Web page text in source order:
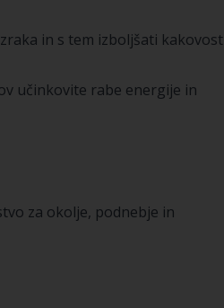
in s tem izboljšati kakovost
učinkovite rabe energije in
za okolje, podnebje in